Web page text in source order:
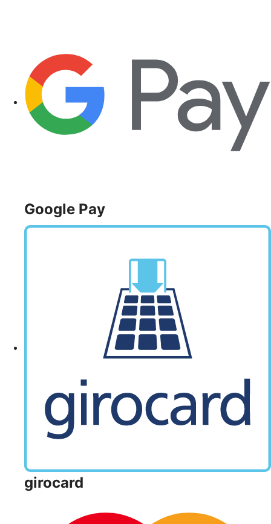
Google Pay
girocard